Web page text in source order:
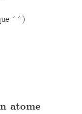
^^)
atome